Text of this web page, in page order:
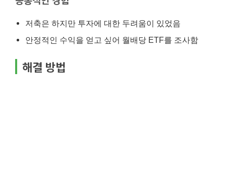
저축은 하지만 투자에 대한 두려움이 있었음
안정적인 수익을 얻고 싶어 월배당 ETF를 조사함
해결 방법